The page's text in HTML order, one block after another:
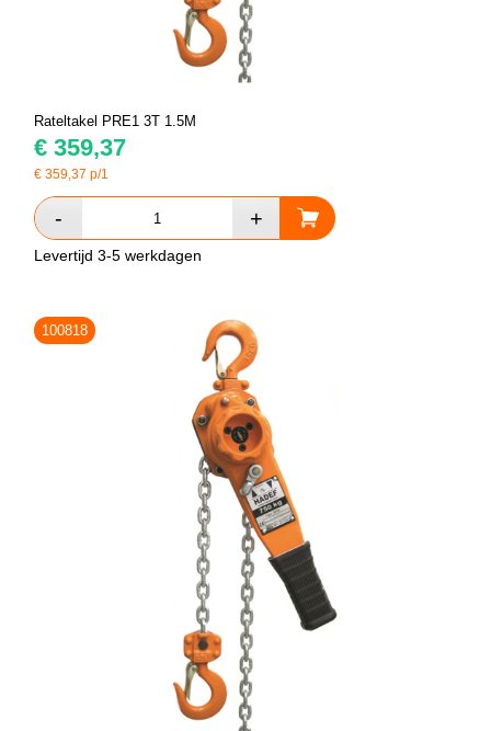
Rateltakel PRE1 3T 1.5M
€ 359,37
€359,37 p/1
Levertijd 3-5 werkdagen
100818